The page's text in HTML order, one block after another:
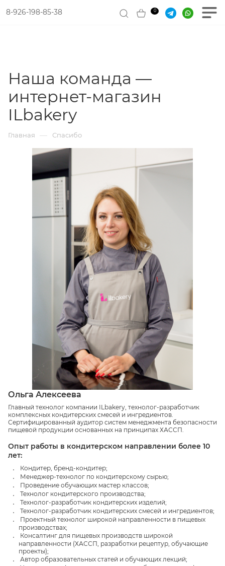
8-926-198-85-38 0
Наша команда —
интернет-магазин
ILbakery
Главная — Спасибо
Ольга Алексеева
Главный технолог компании ILbakery, технолог-разработчик
комплексных кондитерских смесей и ингредиентов.
Сертифицированный аудитор систем менеджмента безопасности
пищевой продукции основанных на принципах ХАССП.
Опыт работы в кондитерском направлении более 10
лет:
Кондитер, бренд-кондитер;
Менеджер-технолог по кондитерскому сырью;
Проведение обучающих мастер классов;
Технолог кондитерского производства;
Технолог-разработчик кондитерских изделий;
Технолог-разработчик кондитерских смесей и ингредиентов;
Проектный технолог широкой направленности в пищевых
производствах;
Консалтинг для пищевых производств широкой
направленности (ХАССП, разработки рецептур, обучающие
проекты);
Автор образовательных статей и обучающих лекций;